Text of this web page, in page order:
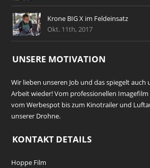
Krone BIG X im Feldeinsatz
Okt. 11th, 2017
UNSERE MOTIVATION
Wir lieben unseren Job und das spiegelt
Arbeit wieder! Vom professionellen
vom Werbespot bis zum Kinotrailer und
unserer Drohne.
KONTAKT DETAILS
Hoppe Film